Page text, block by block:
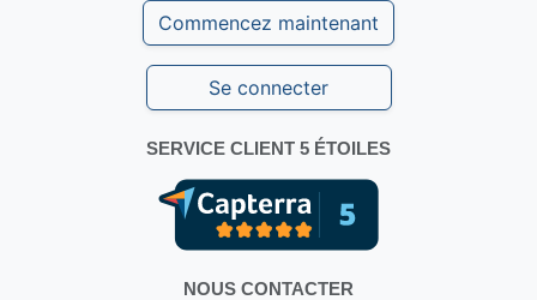
Commencez maintenant
Se connecter
SERVICE CLIENT 5 ÉTOILES
NOUS CONTACTER